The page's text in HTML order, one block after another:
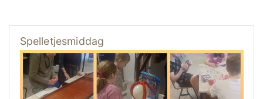
Spelletjesmiddag